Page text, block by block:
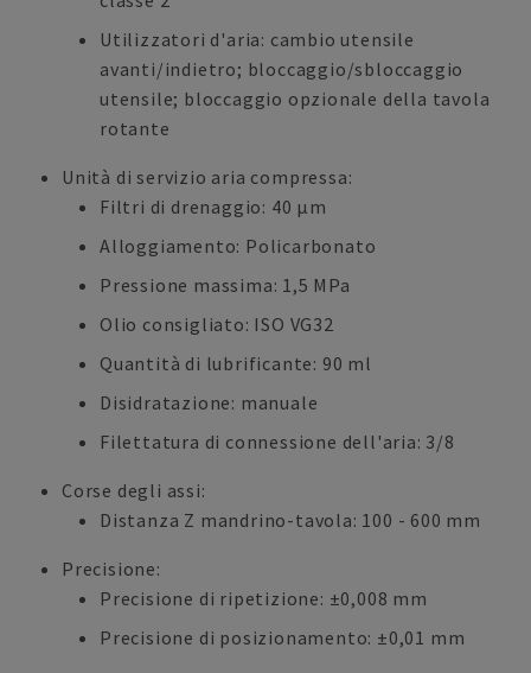
Utilizzatori d'aria: cambio utensile
avanti/indietro; bloccaggio/sbloccaggio
utensile; bloccaggio opzionale della tavola
rotante
Unità di servizio aria compressa:
Filtri di drenaggio: 40 μm
Alloggiamento: Policarbonato
Pressione massima: 1,5 MPa
Olio consigliato: ISO VG32
Quantità di lubrificante: 90 ml
Disidratazione: manuale
Filettatura di connessione dell'aria: 3/8
Corse degli assi:
Distanza Z mandrino-tavola: 100 - 600 mm
Precisione:
Precisione di ripetizione: ±0,008 mm
Precisione di posizionamento: ±0,01 mm